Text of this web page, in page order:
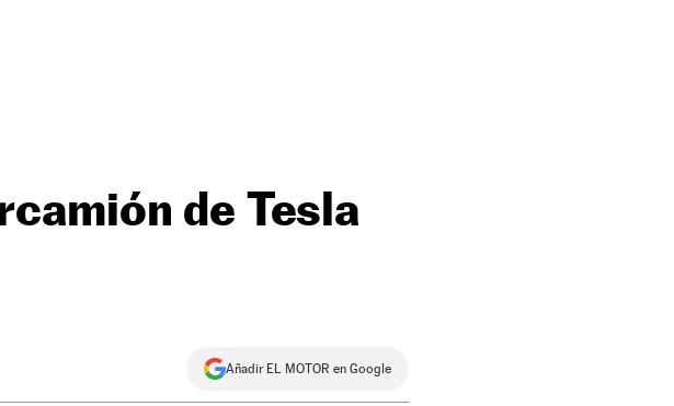
de Tesla
Añadir EL MOTOR en Google